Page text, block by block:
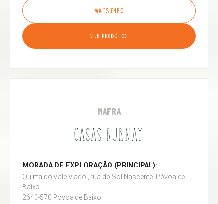
MAIS INFO
VER PRODUTOS
MAFRA
CASAS BURNAY
MORADA DE EXPLORAÇÃO (PRINCIPAL):
Quinta do Vale Viado , rua do Sol Nascente. Póvoa de
Baixo
2640-570 Póvoa de Baixo